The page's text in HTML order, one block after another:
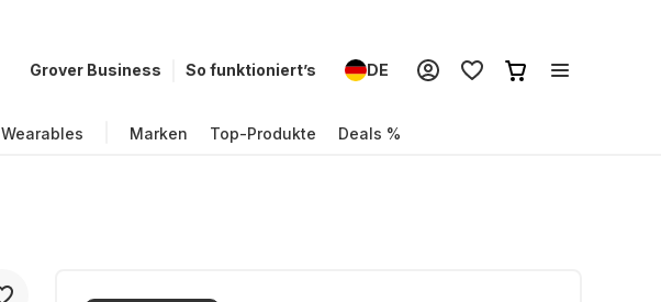
Grover Business So funktioniert’s DE
Wearables Marken Top-Produkte Deals %